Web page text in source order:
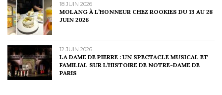
18 JUIN 2026
MOLANG À L’HONNEUR CHEZ ROOKIES DU 13 AU 28
JUIN 2026
12 JUIN 2026
LA DAME DE PIERRE : UN SPECTACLE MUSICAL ET
FAMILIAL SUR L’HISTOIRE DE NOTRE-DAME DE
PARIS